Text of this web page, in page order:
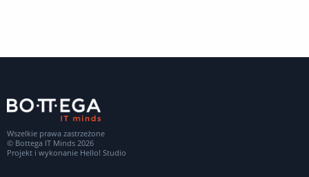
Wszelkie prawa zastrzeżone
© Bottega IT Minds 2026
Projekt i wykonanie Hello! Studio